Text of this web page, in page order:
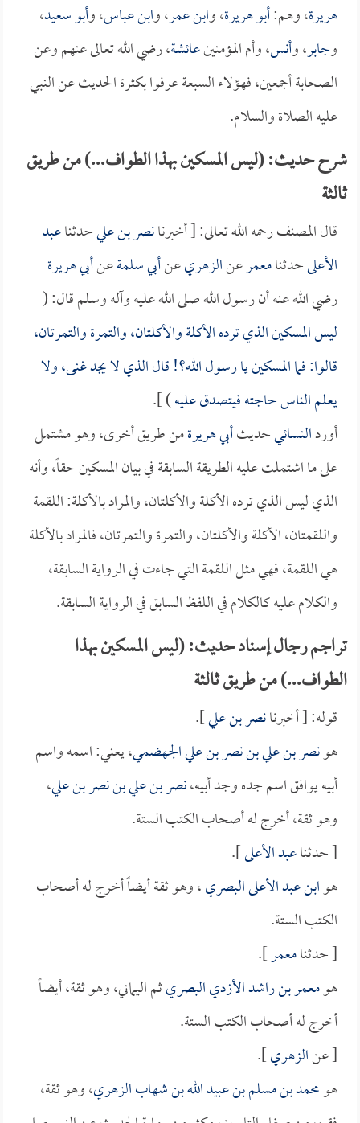
هريرة، وهم:أبو هريرة، وابن عمر، وابن عباس، وأبو سعيد،
وجابر، وأنس، وأم المؤمنينعائشة، رضي الله تعالى عنهم وعن
الصحابة أجمعين، فهؤلاء السبعة عرفوا بكثرة الحديث عن النبي
عليه الصلاة والسلام.
شرح حديث: (ليس المسكين بهذا الطواف...) من طريق
ثالثة
قال المصنف رحمه الله تعالى: [ أخبرنانصر بن عليحدثناعبد
الأعلىحدثنامعمرعنالزهريعنأبي سلمةعنأبي هريرة
رضي الله عنه أن رسول الله صلى الله عليه وآله وسلم قال: (
ليس المسكين الذي ترده الأكلة والأكلتان، والتمرة والتمرتان،
قالوا: فما المسكين يا رسول الله؟! قال الذي لا يجد غنى، ولا
يعلم الناس حاجته فيتصدق عليه) ].
أوردالنسائيحديثأبي هريرةمن طريق أخرى، وهو مشتمل
على ما اشتملت عليه الطريقة السابقة في بيان المسكين حقاً، وأنه
الذي ليس الذي ترده الأكلة والأكلتان، والمراد بالأكلة: اللقمة
واللقمتان، الأكلة والأكلتان، والتمرة والتمرتان، فالمراد بالأكلة
هي اللقمة، فهي مثل اللقمة التي جاءت في الرواية السابقة،
والكلام عليه كالكلام في اللفظ السابق في الرواية السابقة.
تراجم رجال إسناد حديث: (ليس المسكين بهذا
الطواف...) من طريق ثالثة
قوله: [ أخبرنانصر بن علي].
هونصر بن علي بن نصر بن علي الجهضمي، يعني: اسمه واسم
أبيه يوافق اسم جده وجد أبيه،نصر بن علي بن نصر بن علي،
وهو ثقة، أخرج له أصحاب الكتب الستة.
[ حدثناعبد الأعلى].
هوابن عبد الأعلى البصري، وهو ثقة أيضاً أخرج له أصحاب
الكتب الستة.
[ حدثنامعمر].
هومعمر بن راشد الأزدي البصريثم اليماني، وهو ثقة، أيضاً
أخرج له أصحاب الكتب الستة.
[ عنالزهري].
هومحمد بن مسلم بن عبيد الله بن شهاب الزهري، وهو ثقة،